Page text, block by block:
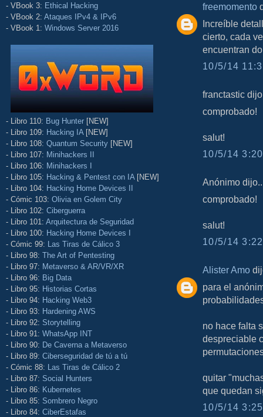
- VBook 3: Ethical Hacking
- VBook 2: Ataques IPv4 & IPv6
- VBook 1: Windows Server 2016
- Libro 110: Bug Hunter [NEW]
- Libro 109: Hacking IA [NEW]
- Libro 108: Quantum Security [NEW]
- Libro 107: Minihackers II
- Libro 106: Minihackers I
- Libro 105: Hacking & Pentest con IA [NEW]
- Libro 104: Hacking Home Devices II
- Cómic 103: Olivia en Golem City
- Libro 102: Ciberguerra
- Libro 101: Arquitectura de Seguridad
- Libro 100: Hacking Home Devices I
- Cómic 99: Las Tiras de Cálico 3
- Libro 98: The Art of Pentesting
- Libro 97: Metaverso & AR/VR/XR
- Libro 96: Big Data
- Libro 95: Historias Cortas
- Libro 94: Hacking Web3
- Libro 93: Hardening AWS
- Libro 92: Storytelling
- Libro 91: WhatsApp INT
- Libro 90: De Caverna a Metaverso
- Libro 89: Ciberseguridad de tú a tú
- Cómic 88: Las Tiras de Cálico 2
- Libro 87: Social Hunters
- Libro 86: Kubernetes
- Libro 85: Sombrero Negro
- Libro 84: CiberEstafas
freemomento
Increíble
cierto, cada
encuentran
10/5/14
franctastic
comprobado!
salut!
10/5/14
Anónimo
comprobado!
salut!
10/5/14
Alister Amo
para el
no hace falta
despreciable
quitar
que quedan
10/5/14